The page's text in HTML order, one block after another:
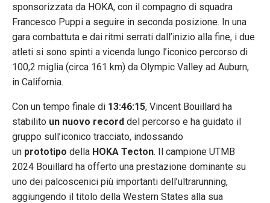
sponsorizzata da HOKA, con il compagno di squadra
Francesco Puppi a seguire in seconda posizione. In una
gara combattuta e dai ritmi serrati dall’inizio alla fine, i due
atleti si sono spinti a vicenda lungo l’iconico percorso di
100,2 miglia (circa 161 km) da Olympic Valley ad Auburn,
in California.
Con un tempo finale di 13:46:15, Vincent Bouillard ha
stabilito un nuovo record del percorso e ha guidato il
gruppo sull’iconico tracciato, indossando
un prototipo della HOKA Tecton. Il campione UTMB
2024 Bouillard ha offerto una prestazione dominante su
uno dei palcoscenici più importanti dell’ultrarunning,
aggiungendo il titolo della Western States alla sua